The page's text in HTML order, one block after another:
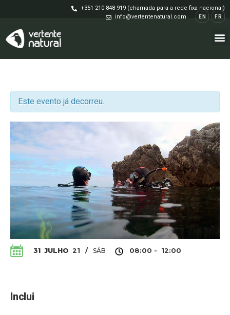
+351 210 848 919 (chamada para a rede fixa nacional)
info@vertentenatural.com
EN FR
Este evento já decorreu.
31 JULHO 21 / SÁB 08:00 - 12:00
Inclui